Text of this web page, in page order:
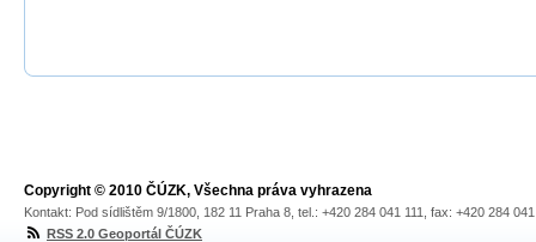
Copyright © 2010 ČÚZK, Všechna práva vyhrazena
Kontakt: Pod sídlištěm 9/1800, 182 11 Praha 8, tel.: +420 284 041 111, fax: +420 284
RSS 2.0 Geoportál ČÚZK